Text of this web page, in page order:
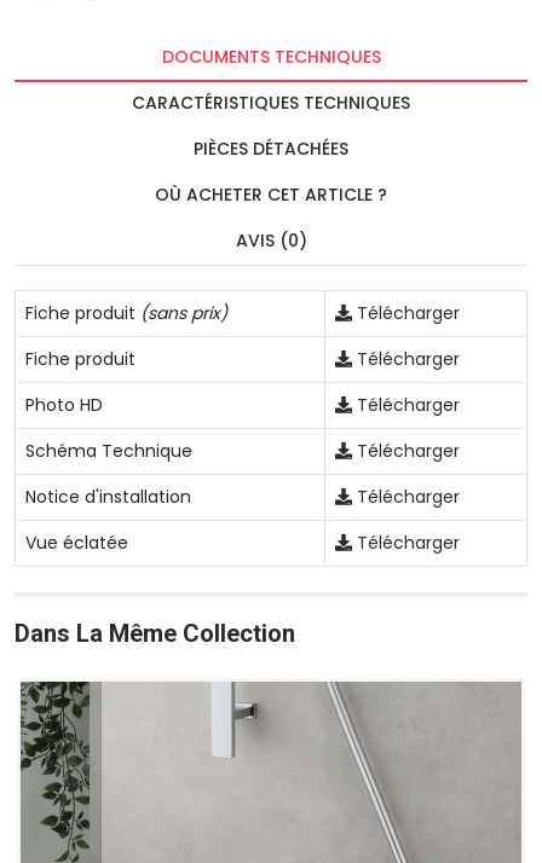
DOCUMENTS TECHNIQUES
CARACTÉRISTIQUES TECHNIQUES
PIÈCES DÉTACHÉES
OÙ ACHETER CET ARTICLE ?
AVIS (0)
Fiche produit (sans prix)
Télécharger
Fiche produit
Télécharger
Photo HD
Télécharger
Schéma Technique
Télécharger
Notice d'installation
Télécharger
Vue éclatée
Télécharger
Dans La Même Collection